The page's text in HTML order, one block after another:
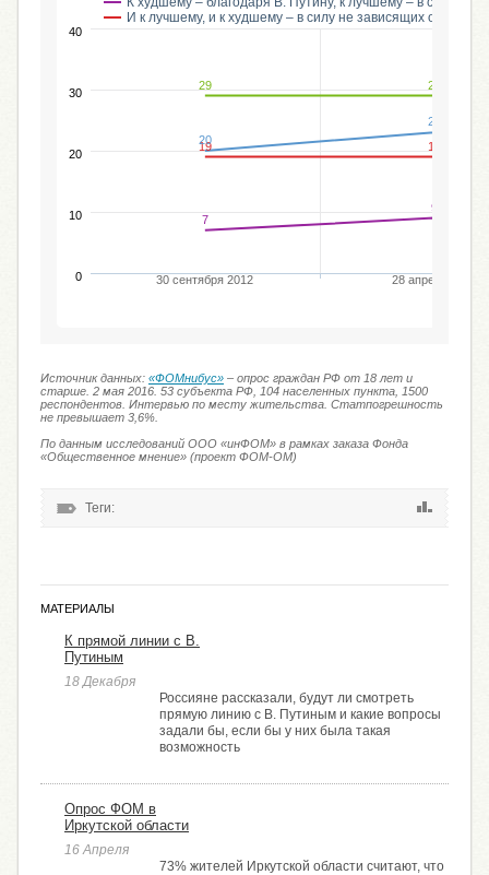
19 19
7
9
20
23
29 29
И к лучшему, и к худшему – в силу не зависящих от В.
30 сентября 2012 28 апреля 2013
0
10
20
30
40
Источник данных: «ФОМнибус» – опрос граждан РФ от 18 лет и
старше. 2 мая 2016. 53 субъекта РФ, 104 населенных пункта, 1500
респондентов. Интервью по месту жительства. Статпогрешность
не превышает 3,6%.
По данным исследований ООО «инФОМ» в рамках заказа Фонда
«Общественное мнение» (проект ФОМ-ОМ)
Теги:
МАТЕРИАЛЫ
К прямой линии с В.
Путиным
18 Декабря
Россияне рассказали, будут ли смотреть
прямую линию с В. Путиным и какие вопросы
задали бы, если бы у них была такая
возможность
Опрос ФОМ в
Иркутской области
16 Апреля
73% жителей Иркутской области считают, что